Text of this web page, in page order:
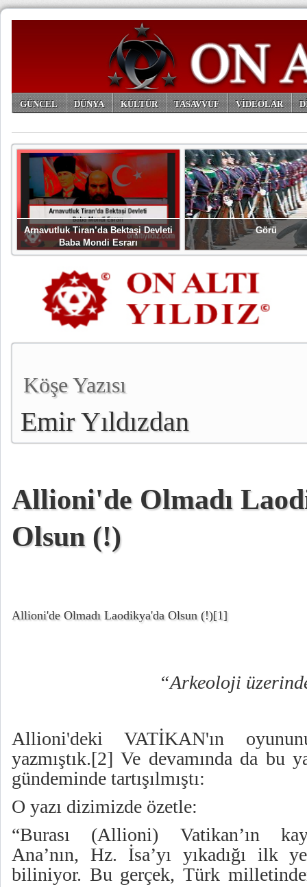
GÜNCEL DÜNYA KÜLTÜR TASAVVUF VİDEOLAR
Arnavutluk Tiran’da Bektaşi Devleti
Baba Mondi Esrarı
Görü
Köşe Yazısı
Emir Yıldızdan
Allioni'de Olmadı
Olsun (!)
Allioni'de Olmadı Laodikya'da Olsun (!)[1]
“Arkeoloji
Allioni'deki VATİKAN'ın
yazmıştık.[2] Ve devamında da bu
gündeminde tartışılmıştı:
O yazı dizimizde özetle:
“Burası (Allioni) Vatikan’ın
Ana’nın, Hz. İsa’yı yıkadığı ilk
biliniyor. Bu gerçek, Türk